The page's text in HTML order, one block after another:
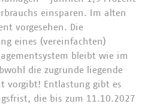
einsparen. Im alten
vorgesehen. Die
eines (vereinfachten)
bleibt wie im
die zugrunde liegende
vorgibt! Entlastung gibt es
die bis zum 11.10.2027